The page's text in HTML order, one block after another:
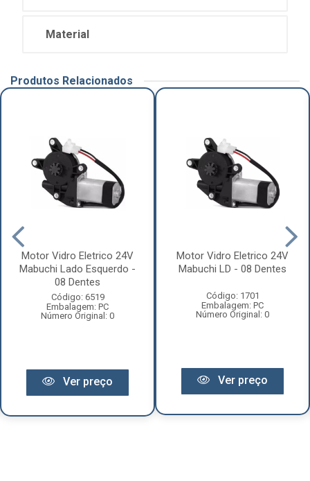
Material
Produtos Relacionados
Motor Vidro Eletrico 24V
Mabuchi Lado Esquerdo -
08 Dentes
Código: 6519
Embalagem: PC
Número Original: 0
Ver preço
Motor Vidro Eletrico 24V
Mabuchi LD - 08 Dentes
Código: 1701
Embalagem: PC
Número Original: 0
Ver preço